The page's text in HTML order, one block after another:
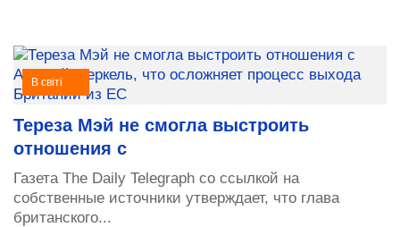
В світі
Тереза Мэй не смогла выстроить
отношения с
Газета The Daily Telegraph со ссылкой на
собственные источники утверждает, что глава
британского...